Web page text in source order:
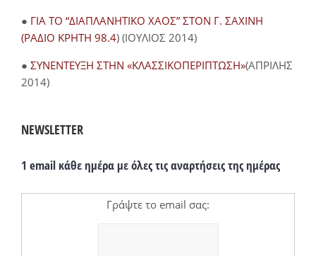
● ΓΙΑ ΤΟ “ΔΙΑΠΛΑΝΗΤΙΚΟ ΧΑΟΣ” ΣΤΟΝ Γ. ΣΑΧΙΝΗ
(ΡΑΔΙΟ ΚΡΗΤΗ 98.4) (ΙΟΥΛΙΟΣ 2014)
● ΣΥΝΕΝΤΕΥΞΗ ΣΤΗΝ «ΚΛΑΣΣΙΚΟΠΕΡΙΠΤΩΣΗ»(ΑΠΡΙΛΗΣ
2014)
NEWSLETTER
1 email κάθε ημέρα με όλες τις αναρτήσεις της ημέρας
Γράψτε το email σας: